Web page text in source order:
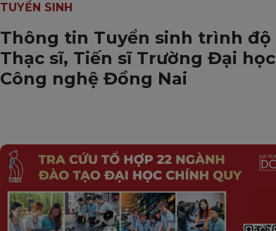
TUYỂN SINH
Thông tin Tuyển sinh trình độ
Thạc sĩ, Tiến sĩ Trường Đại học
Công nghệ Đồng Nai